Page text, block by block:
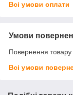
Всі умови оплати
Умови
Повернення
Всі умови